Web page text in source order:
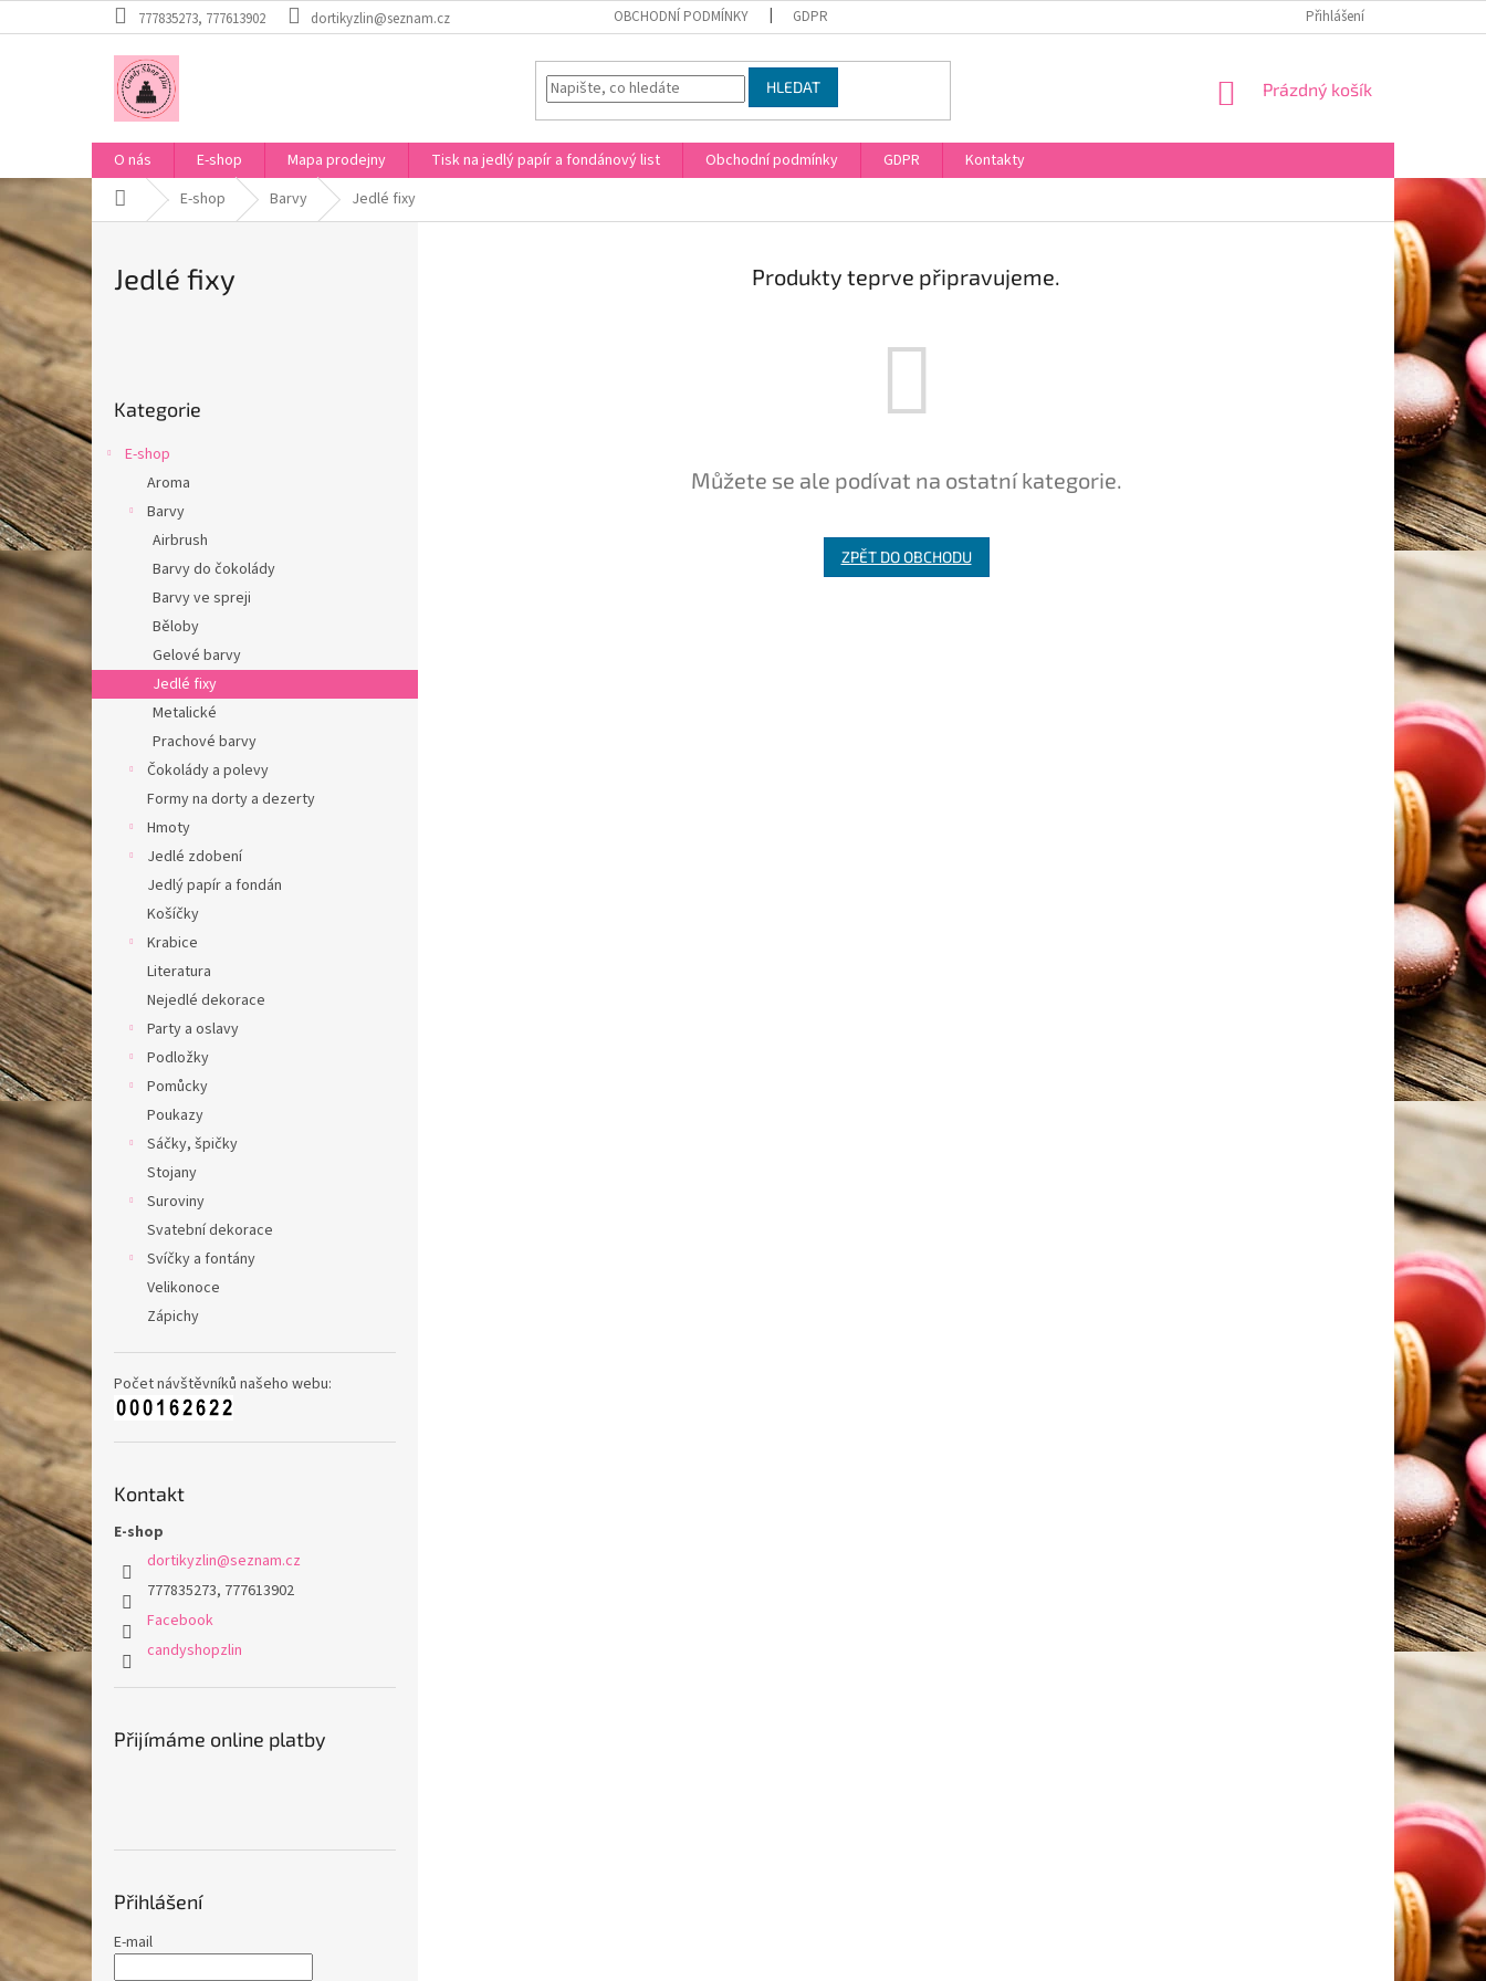
na
777835273, 777613902 dortikyzlin@seznam.cz OBCHODNÍ PODMÍNKY GDPR Přihlášení
HLEDAT
NÁKUPNÍ
Prázdný košík
O nás E-shop Mapa prodejny Tisk na jedlý papír a fondánový list Obchodní podmínky GDPR
Kontakty
Domů E-shop Barvy Jedlé fixy
Jedlé fixy
P
o
s
t
r
a
n
n
í
a
l
kategorie
Kategorie
E-shop
Aroma
Barvy
Airbrush
Barvy do čokolády
Barvy ve spreji
Běloby
Gelové barvy
Jedlé fixy
Metalické
Prachové barvy
Čokolády a polevy
Formy na dorty a dezerty
Hmoty
Jedlé zdobení
Jedlý papír a fondán
Košíčky
Krabice
Literatura
Nejedlé dekorace
Party a oslavy
Podložky
Pomůcky
Poukazy
Sáčky, špičky
Stojany
Suroviny
Svatební dekorace
Svíčky a fontány
Velikonoce
Zápichy
Počet návštěvníků našeho webu:
Kontakt
E-shop
dortikyzlin@seznam.cz
777835273, 777613902
Facebook
candyshopzlin
Přijímáme online platby
Přihlášení
E-mail
Produkty teprve připravujeme.
Můžete se ale podívat na ostatní kategorie.
ZPĚT DO OBCHODU